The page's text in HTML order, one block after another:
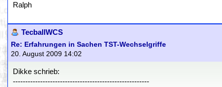
Ralph
TecballWCS
Re: Erfahrungen in Sachen TST-Wechselgriffe
20. August 2009 14:02
Dikke schrieb:
-------------------------------------------------------